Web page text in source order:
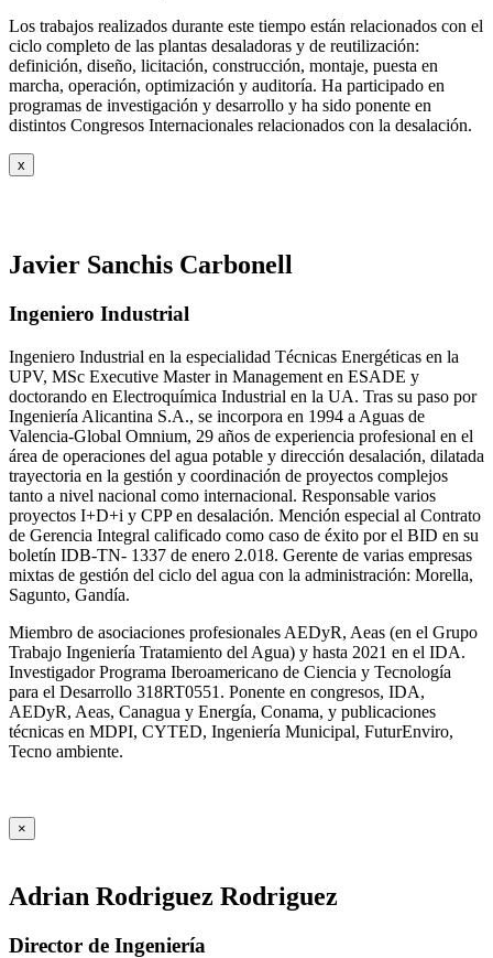
Los trabajos realizados durante este tiempo están relacionados con el
ciclo completo de las plantas desaladoras y de reutilización:
definición, diseño, licitación, construcción, montaje, puesta en
marcha, operación, optimización y auditoría. Ha participado en
programas de investigación y desarrollo y ha sido ponente en
distintos Congresos Internacionales relacionados con la desalación.
x
Javier Sanchis Carbonell
Ingeniero Industrial
Ingeniero Industrial en la especialidad Técnicas Energéticas en la
UPV, MSc Executive Master in Management en ESADE y
doctorando en Electroquímica Industrial en la UA. Tras su paso por
Ingeniería Alicantina S.A., se incorpora en 1994 a Aguas de
Valencia-Global Omnium, 29 años de experiencia profesional en el
área de operaciones del agua potable y dirección desalación, dilatada
trayectoria en la gestión y coordinación de proyectos complejos
tanto a nivel nacional como internacional. Responsable varios
proyectos I+D+i y CPP en desalación. Mención especial al Contrato
de Gerencia Integral calificado como caso de éxito por el BID en su
boletín IDB-TN- 1337 de enero 2.018. Gerente de varias empresas
mixtas de gestión del ciclo del agua con la administración: Morella,
Sagunto, Gandía.
Miembro de asociaciones profesionales AEDyR, Aeas (en el Grupo
Trabajo Ingeniería Tratamiento del Agua) y hasta 2021 en el IDA.
Investigador Programa Iberoamericano de Ciencia y Tecnología
para el Desarrollo 318RT0551. Ponente en congresos, IDA,
AEDyR, Aeas, Canagua y Energía, Conama, y publicaciones
técnicas en MDPI, CYTED, Ingeniería Municipal, FuturEnviro,
Tecno ambiente.
×
Adrian Rodriguez Rodriguez
Director de Ingeniería